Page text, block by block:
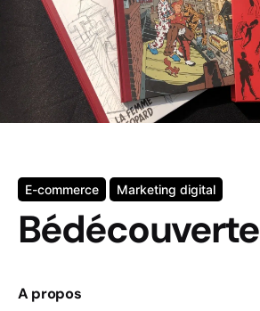
E-commerce Marketing digital
Bédécouverte
A propos